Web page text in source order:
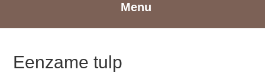
Menu
Eenzame tulp